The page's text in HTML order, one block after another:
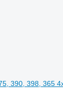
390, 398, 365